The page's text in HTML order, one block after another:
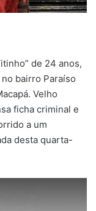
de 24 anos,
bairro Paraíso
Velho
ficha criminal e
a um
desta quarta-